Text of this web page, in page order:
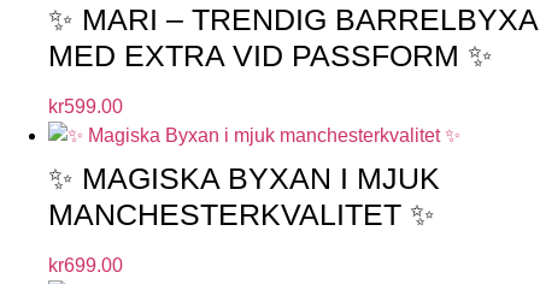
✨ MARI – TRENDIG BARRELBYXA
MED EXTRA VID PASSFORM ✨
kr599.00
✨ MAGISKA BYXAN I MJUK
MANCHESTERKVALITET ✨
kr699.00